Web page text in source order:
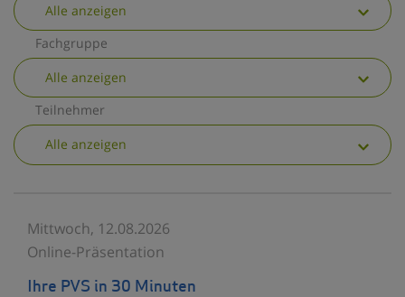
Alle anzeigen
Fachgruppe
Alle anzeigen
Teilnehmer
Alle anzeigen
Mittwoch, 12.08.2026
Online-Präsentation
Ihre PVS in 30 Minuten